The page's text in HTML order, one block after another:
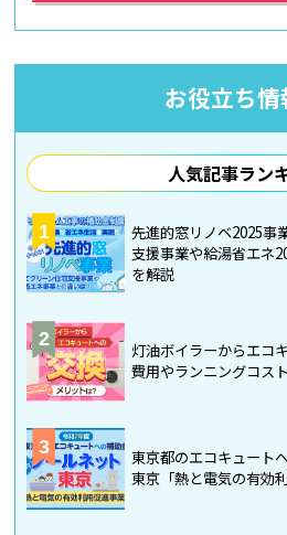
お役立ち情
人気記事ラン
1
先進的窓リノベ2025事
支援事業や給湯省エネ
を解説
2
灯油ボイラーからエコ
費用やランニングコス
3
東京都のエコキュート
東京「熱と電気の有効